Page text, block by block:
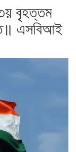
বৃহত্তম
এসবিআই